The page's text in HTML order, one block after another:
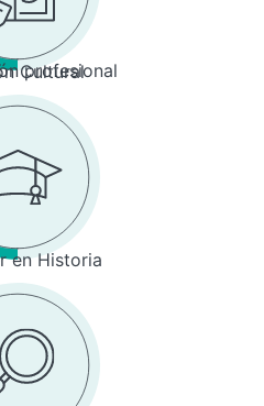
profesional
Cultural
en Historia